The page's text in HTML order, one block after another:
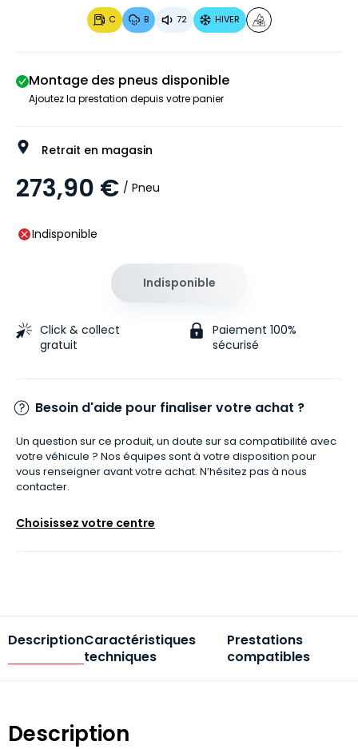
C B 72 HIVER
Montage des pneus disponible
Ajoutez la prestation depuis votre panier
Retrait en magasin
273,90 € / Pneu
Indisponible
Indisponible
Click & collect
gratuit
Paiement 100%
sécurisé
Besoin d'aide pour finaliser votre achat ?
Un question sur ce produit, un doute sur sa compatibilité avec
votre véhicule ? Nos équipes sont à votre disposition pour
vous renseigner avant votre achat. N’hésitez pas à nous
contacter.
Choisissez votre centre
DescriptionCaractéristiques
techniques
Prestations
compatibles
Description